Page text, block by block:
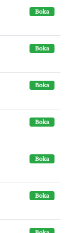
Boka
Boka
Boka
Boka
Boka
Boka